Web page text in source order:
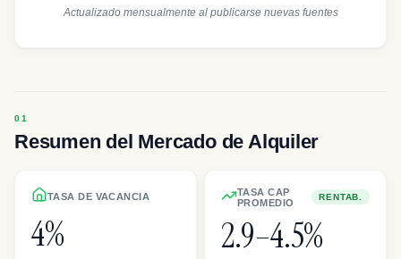
Actualizado mensualmente al publicarse nuevas fuentes
Resumen del Mercado de Alquiler
TASA DE VACANCIA
4%
TASA CAP
PROMEDIO
RENTAB.
2.9–4.5%